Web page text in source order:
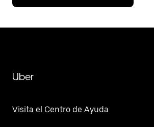
Uber
Visita el Centro de Ayuda